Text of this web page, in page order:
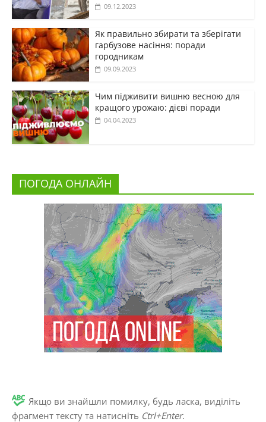
09.12.2023
Як правильно збирати та зберігати
гарбузове насіння: поради
городникам
09.09.2023
Чим підживити вишню весною для
кращого урожаю: дієві поради
04.04.2023
ПОГОДА ОНЛАЙН
Якщо ви знайшли помилку, будь ласка, виділіть
фрагмент тексту та натисніть Ctrl+Enter.